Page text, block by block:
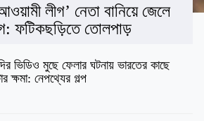
লীগ’ নেতা বানিয়ে জেলে
ফটিকছড়িতে তোলপাড়
ভিডিও মুছে ফেলার ঘটনায় ভারতের কাছে
ক্ষমা: নেপথ্যের গল্প